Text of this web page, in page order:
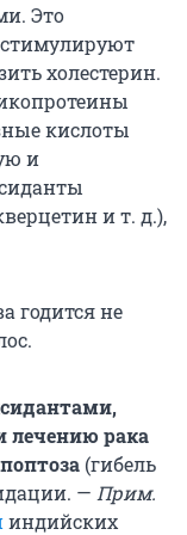
Это
стимулируют
холестерин.
кислоты
и
и т. д.),
годится не
лечению рака
(гибель
— Прим.
индийских